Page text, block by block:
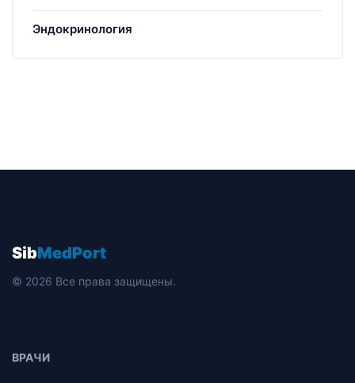
Эндокринология
SibMedPort
© 2026 Все права защищены.
ВРАЧИ